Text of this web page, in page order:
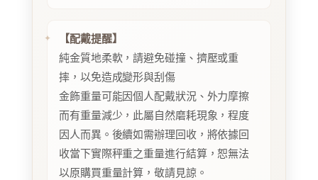
【配戴提醒】
純金質地柔軟，請避免碰撞、擠壓或重
摔，以免造成變形與刮傷
金飾重量可能因個人配戴狀況、外力摩擦
而有重量減少，此屬自然磨耗現象，程度
因人而異。後續如需辦理回收，將依據回
收當下實際秤重之重量進行結算，恕無法
以原購買重量計算，敬請見諒。